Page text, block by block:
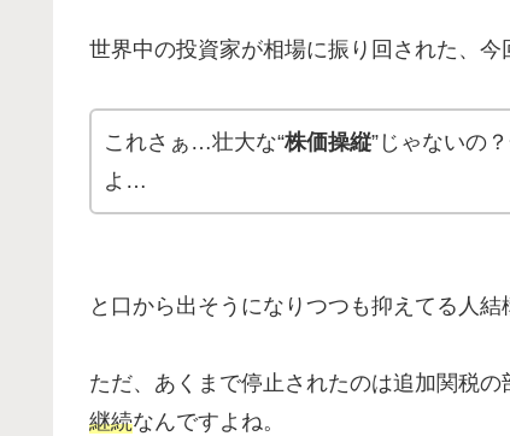
世界中の投資家が相場に振り回された、今
これさぁ…壮大な“株価操縦”じゃないの
よ…
と口から出そうになりつつも抑えてる人
ただ、あくまで停止されたのは追加関税
継続なんですよね。